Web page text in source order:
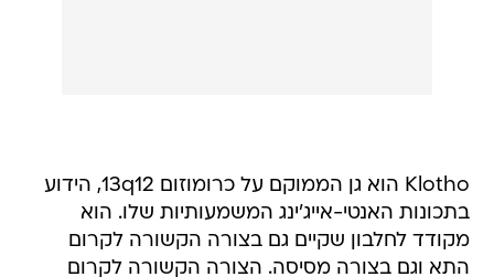
Klotho הוא גן הממוקם על כרומוזום 13q12, הידוע
בתכונות האנטי-אייג'ינג המשמעותיות שלו. הוא
מקודד לחלבון שקיים גם בצורה הקשורה לקרום
התא וגם בצורה מסיסה. הצורה הקשורה לקרום